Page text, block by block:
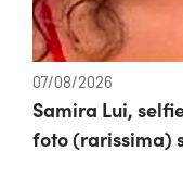
07/08/2026
Samira Lui,
foto (rarissima)